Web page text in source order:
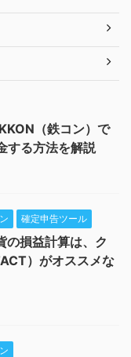
（鉄コン）で
する方法を解説
確定申告ツール
の損益計算は、ク
）がオススメな